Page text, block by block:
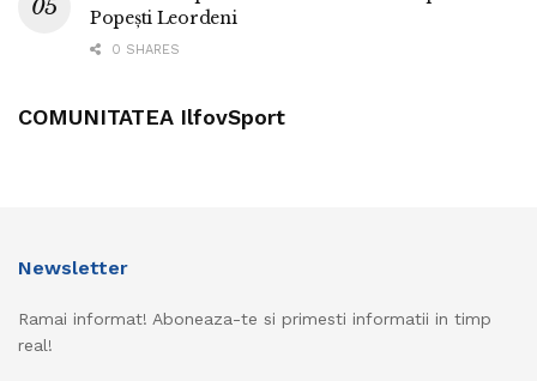
Popești Leordeni
0 SHARES
COMUNITATEA IlfovSport
Newsletter
Ramai informat! Aboneaza-te si primesti informatii in timp
real!